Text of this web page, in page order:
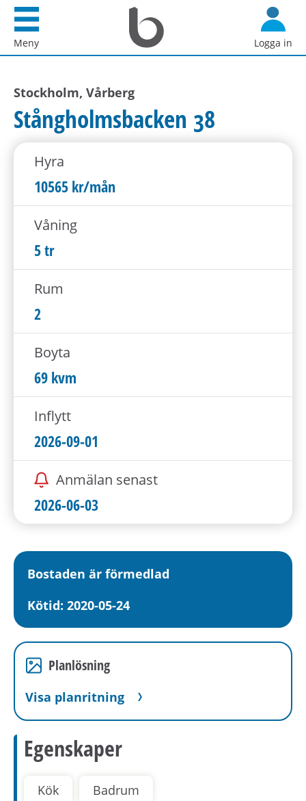
d
e
k
t
n
t
Meny
Startsida
Bostadsförmedlingen
i
AB
Logga in
Stockholm, Vårberg
Stångholmsbacken 38
Hyra
10565 kr/mån
Våning
5 tr
Rum
2
Boyta
69 kvm
Inflytt
2026-09-01
Anmälan senast
2026-06-03
Bostaden är förmedlad
Kötid: 2020-05-24
Planlösning
Visa planritning
Egenskaper
Kök Badrum